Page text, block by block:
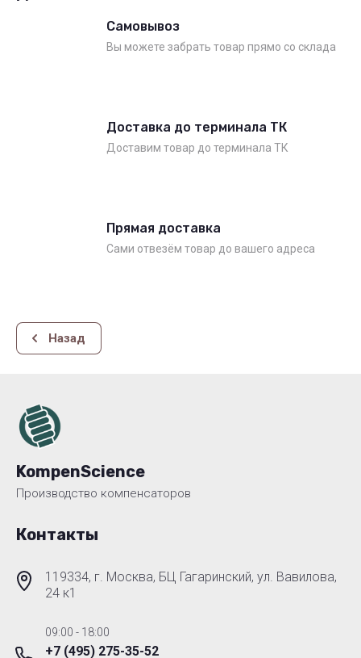
Самовывоз
Вы можете забрать товар прямо со склада
Доставка до терминала ТК
Доставим товар до терминала ТК
Прямая доставка
Сами отвезём товар до вашего адреса
Назад
KompenScience
Производство компенсаторов
Контакты
119334, г. Москва, БЦ Гагаринский, ул. Вавилова,
24 к1
09:00 - 18:00
+7 (495) 275-35-52